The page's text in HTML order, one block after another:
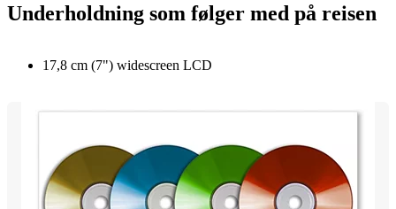
Underholdning som følger med på reisen
17,8 cm (7") widescreen LCD